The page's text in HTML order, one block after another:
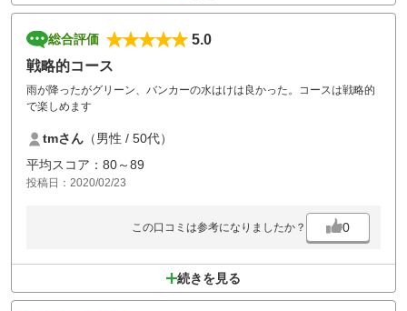
総合評価
5.0
戦略的コース
雨が降ったがグリーン、バンカーの水はけは良かった。コースは戦略的
で楽しめます
tmさん （男性 / 50代）
平均スコア：80～89
投稿日：2020/02/23
この口コミは参考になりましたか？ 0
続きを見る